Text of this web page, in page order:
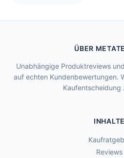
ÜBER
Unabhängige Produktreviews
auf echten Kundenbewertungen.
Kaufentscheidung
INHALTE
Reviews